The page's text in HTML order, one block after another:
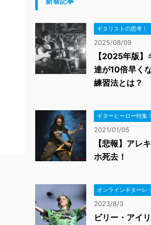
ギタリストの思考！
2025/08/09
【2025年版】
達が10倍早く
練習法とは？
ギターヒーロー特集！
2021/01/05
【悲報】アレ
ホ死去！
オンラインギターレ
2023/8/3
ビリー・アイ